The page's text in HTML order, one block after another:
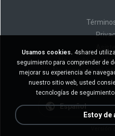
No venda mi
No comparta mi
Español
Usamos cookies. 4shared
seguimiento para comprender de
mejorar su experiencia de
nuestro sitio web, usted
tecnologías de seguimiento.
Estoy de